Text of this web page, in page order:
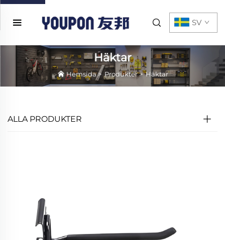
SV
Häktar
Hemsida>Produkter>Häktar
ALLA PRODUKTER